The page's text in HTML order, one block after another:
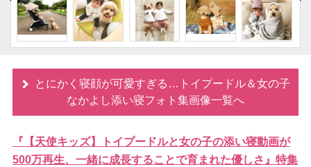
とにかく寝顔が可愛すぎる…トイプードル＆女の子
なかよし添い寝フォト集画像一覧へ
『【天使キッズ】トイプードルと女の子の添い寝動画が
500万再生、一緒に成長することで育まれた優しさ』特集